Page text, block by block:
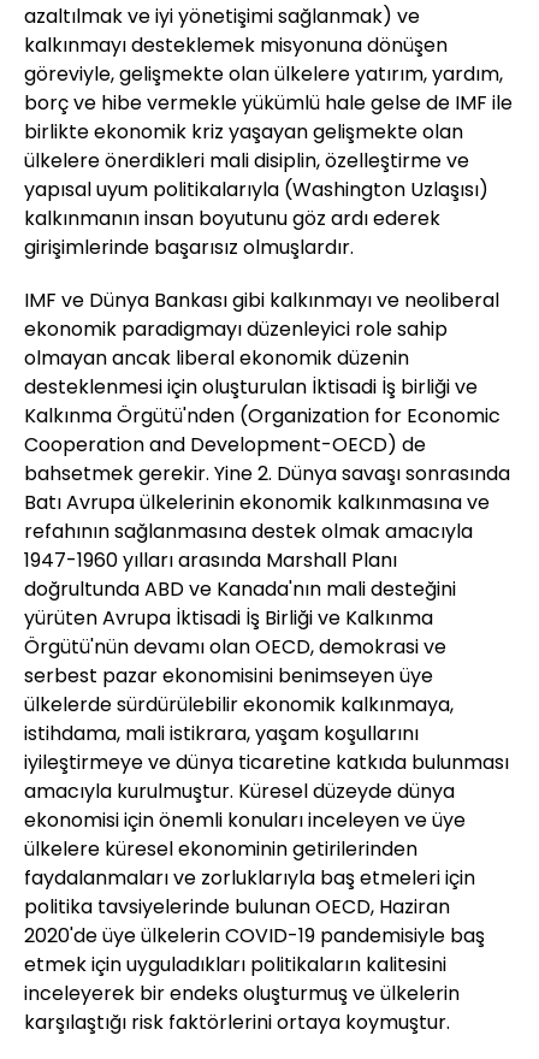
azaltılmak ve iyi yönetişimi sağlanmak) ve
kalkınmayı desteklemek misyonuna dönüşen
göreviyle, gelişmekte olan ülkelere yatırım, yardım,
borç ve hibe vermekle yükümlü hale gelse de IMF ile
birlikte ekonomik kriz yaşayan gelişmekte olan
ülkelere önerdikleri mali disiplin, özelleştirme ve
yapısal uyum politikalarıyla (Washington Uzlaşısı)
kalkınmanın insan boyutunu göz ardı ederek
girişimlerinde başarısız olmuşlardır.
IMF ve Dünya Bankası gibi kalkınmayı ve neoliberal
ekonomik paradigmayı düzenleyici role sahip
olmayan ancak liberal ekonomik düzenin
desteklenmesi için oluşturulan İktisadi İş birliği ve
Kalkınma Örgütü'nden (Organization for Economic
Cooperation and Development-OECD) de
bahsetmek gerekir. Yine 2. Dünya savaşı sonrasında
Batı Avrupa ülkelerinin ekonomik kalkınmasına ve
refahının sağlanmasına destek olmak amacıyla
1947-1960 yılları arasında Marshall Planı
doğrultunda ABD ve Kanada'nın mali desteğini
yürüten Avrupa İktisadi İş Birliği ve Kalkınma
Örgütü'nün devamı olan OECD, demokrasi ve
serbest pazar ekonomisini benimseyen üye
ülkelerde sürdürülebilir ekonomik kalkınmaya,
istihdama, mali istikrara, yaşam koşullarını
iyileştirmeye ve dünya ticaretine katkıda bulunması
amacıyla kurulmuştur. Küresel düzeyde dünya
ekonomisi için önemli konuları inceleyen ve üye
ülkelere küresel ekonominin getirilerinden
faydalanmaları ve zorluklarıyla baş etmeleri için
politika tavsiyelerinde bulunan OECD, Haziran
2020'de üye ülkelerin COVID-19 pandemisiyle baş
etmek için uyguladıkları politikaların kalitesini
inceleyerek bir endeks oluşturmuş ve ülkelerin
karşılaştığı risk faktörlerini ortaya koymuştur.